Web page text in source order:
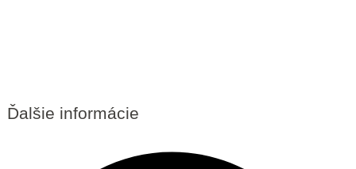
Ďalšie informácie